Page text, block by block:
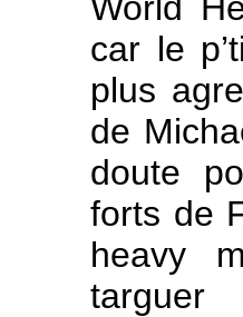
car le
plus
de
doute
forts de
heavy